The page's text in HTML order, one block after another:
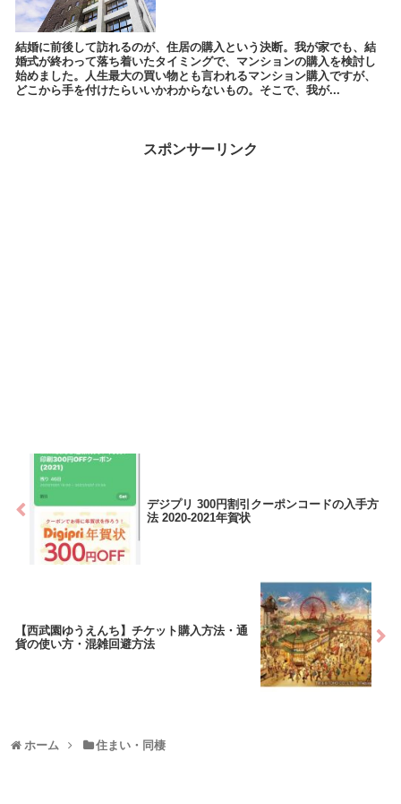
結婚に前後して訪れるのが、住居の購入という決断。我が家でも、結
婚式が終わって落ち着いたタイミングで、マンションの購入を検討し
始めました。人生最大の買い物とも言われるマンション購入ですが、
どこから手を付けたらいいかわからないもの。そこで、我が...
スポンサーリンク
デジプリ 300円割引クーポンコードの入手方
法 2020-2021年賀状
【西武園ゆうえんち】チケット購入方法・通
貨の使い方・混雑回避方法
ホーム 住まい・同棲